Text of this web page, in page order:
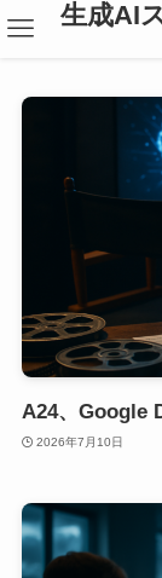
生成AI
A24、Google
2026年7月10日